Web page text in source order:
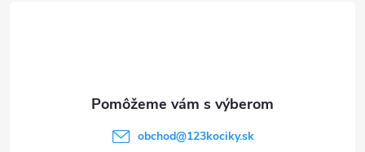
obchod@123kociky.sk